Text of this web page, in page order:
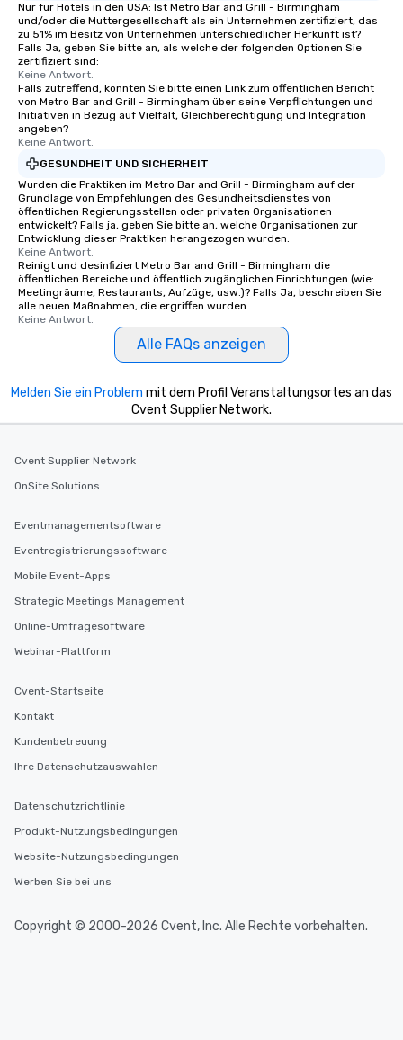
Nur für Hotels in den USA: Ist Metro Bar and Grill - Birmingham
und/oder die Muttergesellschaft als ein Unternehmen zertifiziert, das
zu 51% im Besitz von Unternehmen unterschiedlicher Herkunft ist?
Falls Ja, geben Sie bitte an, als welche der folgenden Optionen Sie
zertifiziert sind:
Keine Antwort.
Falls zutreffend, könnten Sie bitte einen Link zum öffentlichen Bericht
von Metro Bar and Grill - Birmingham über seine Verpflichtungen und
Initiativen in Bezug auf Vielfalt, Gleichberechtigung und Integration
angeben?
Keine Antwort.
GESUNDHEIT UND SICHERHEIT
Wurden die Praktiken im Metro Bar and Grill - Birmingham auf der
Grundlage von Empfehlungen des Gesundheitsdienstes von
öffentlichen Regierungsstellen oder privaten Organisationen
entwickelt? Falls ja, geben Sie bitte an, welche Organisationen zur
Entwicklung dieser Praktiken herangezogen wurden:
Keine Antwort.
Reinigt und desinfiziert Metro Bar and Grill - Birmingham die
öffentlichen Bereiche und öffentlich zugänglichen Einrichtungen (wie:
Meetingräume, Restaurants, Aufzüge, usw.)? Falls Ja, beschreiben Sie
alle neuen Maßnahmen, die ergriffen wurden.
Keine Antwort.
Alle FAQs anzeigen
Melden Sie ein Problem mit dem Profil Veranstaltungsortes an das
Cvent Supplier Network.
Cvent Supplier Network
OnSite Solutions
Eventmanagementsoftware
Eventregistrierungssoftware
Mobile Event-Apps
Strategic Meetings Management
Online-Umfragesoftware
Webinar-Plattform
Cvent-Startseite
Kontakt
Kundenbetreuung
Ihre Datenschutzauswahlen
Datenschutzrichtlinie
Produkt-Nutzungsbedingungen
Website-Nutzungsbedingungen
Werben Sie bei uns
Copyright © 2000-2026 Cvent, Inc. Alle Rechte vorbehalten.